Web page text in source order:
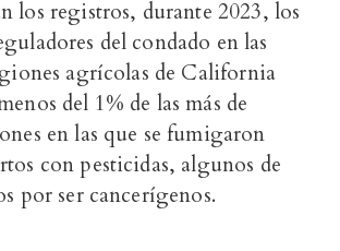
los registros, durante 2023, los
del condado en las
agrícolas de California
del 1% de las más de
en las que se fumigaron
con pesticidas, algunos de
por ser cancerígenos.